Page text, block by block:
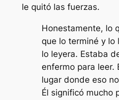
le quitó las fuerzas.
Honestamente, lo
que lo terminé y lo
lo leyera. Estaba
enfermo para leer.
lugar donde eso
Él significó mucho